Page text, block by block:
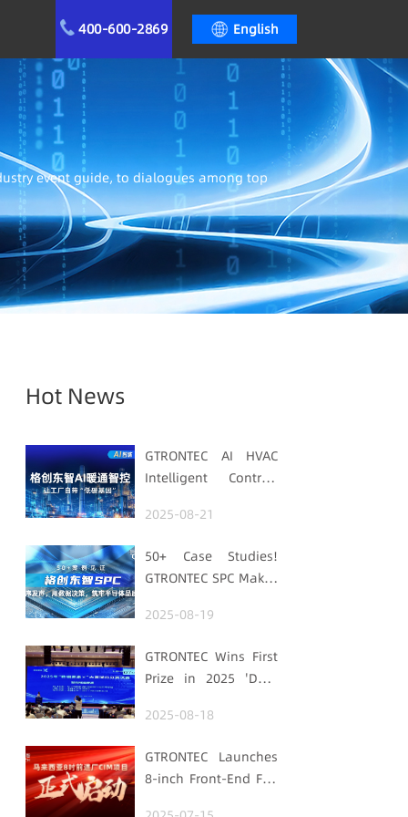
English
400-600-2869
event guide, to dialogues among top
Hot News
GTRONTEC AI HVAC
Intelligent Control:
with "Low-Carbon
2025-08-21
50+ Case Studies!
GTRONTEC SPC Makes
Uses Data for
Strengthens
Semiconductor
Quality Foundation
2025-08-19
GTRONTEC Wins First
Prize in 2025 'Data
Smart Manufacturing
2025-08-18
GTRONTEC Launches
8-inch Front-End Fab